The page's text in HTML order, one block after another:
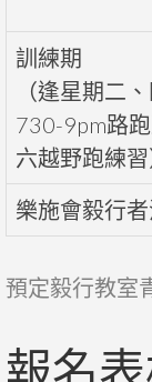
訓練期
（逢星期二
730-9pm路
六越野跑練習
樂施會毅行
預定毅行教室
報名表